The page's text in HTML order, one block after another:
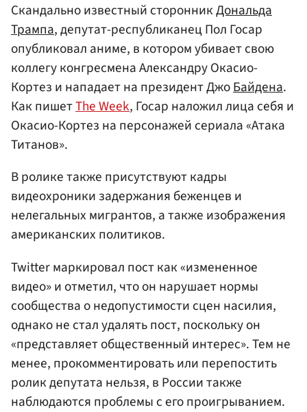
Скандально известный сторонникДональда
Трампа, депутат-республиканец Пол Госар
опубликовал аниме, в котором убивает свою
коллегу конгресмена Александру Окасио-
Кортез и нападает на президент ДжоБайдена.
Как пишетThe Week, Госар наложил лица себя и
Окасио-Кортез на персонажей сериала «Атака
Титанов».
В ролике также присутствуют кадры
видеохроники задержания беженцев и
нелегальных мигрантов, а также изображения
американских политиков.
Twitter маркировал пост как «измененное
видео» и отметил, что он нарушает нормы
сообщества о недопустимости сцен насилия,
однако не стал удалять пост, поскольку он
«представляет общественный интерес». Тем не
менее, прокомментировать или перепостить
ролик депутата нельзя, в России также
наблюдаются проблемы с его проигрыванием.